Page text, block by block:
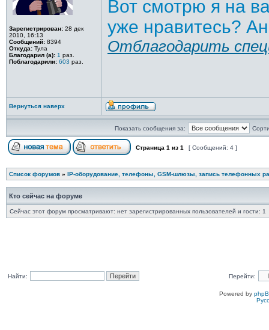
Зарегистрирован: 28 дек
2010, 16:13
Сообщений: 8394
Откуда: Тула
Благодарил (а): 1 раз.
Поблагодарили: 603 раз.
Вот смотрю я на
уже нравитесь?
Отблагодарить
Вернуться наверх
Показать сообщения за:
Страница 1 из 1 [ Сообщений: 4 ]
Список форумов » IP-оборудование, телефоны, GSM-шлюзы, запись телефонных
Кто сейчас на форуме
Сейчас этот форум просматривают: нет зарегистрированных пользователей и гости: 1
Найти: Перейти:
Powered by